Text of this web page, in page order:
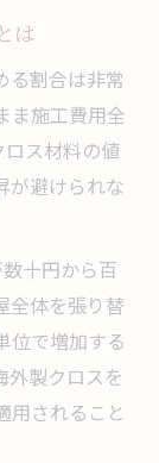
向で読み
すすめな
をどう見
算した計
り替え費
は
る割合は非常
ま施工費用全
ス材料の値
が避けられな
十円から百
全体を張り替
位で増加する
外製クロスを
用されること